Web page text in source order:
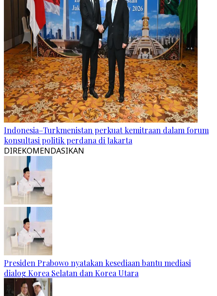
Indonesia–Turkmenistan perkuat kemitraan dalam forum
konsultasi politik perdana di Jakarta
DIREKOMENDASIKAN
Presiden Prabowo nyatakan kesediaan bantu mediasi
dialog Korea Selatan dan Korea Utara